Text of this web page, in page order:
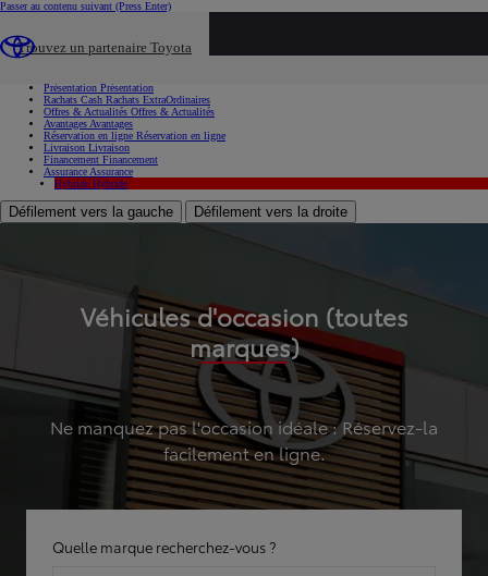
Passer au contenu suivant (Press Enter)
Trouvez un partenaire Toyota
Présentation Présentation
Rachats Cash Rachats ExtraOrdinaires
Offres & Actualités Offres & Actualités
Avantages Avantages
Réservation en ligne Réservation en ligne
Livraison Livraison
Financement Financement
Assurance Assurance
Hybride Hybride
Défilement vers la gauche Défilement vers la droite
Véhicules d'occasion (toutes
marques)
Ne manquez pas l'occasion idéale : Réservez-la
facilement en ligne.
Quelle marque recherchez-vous ?